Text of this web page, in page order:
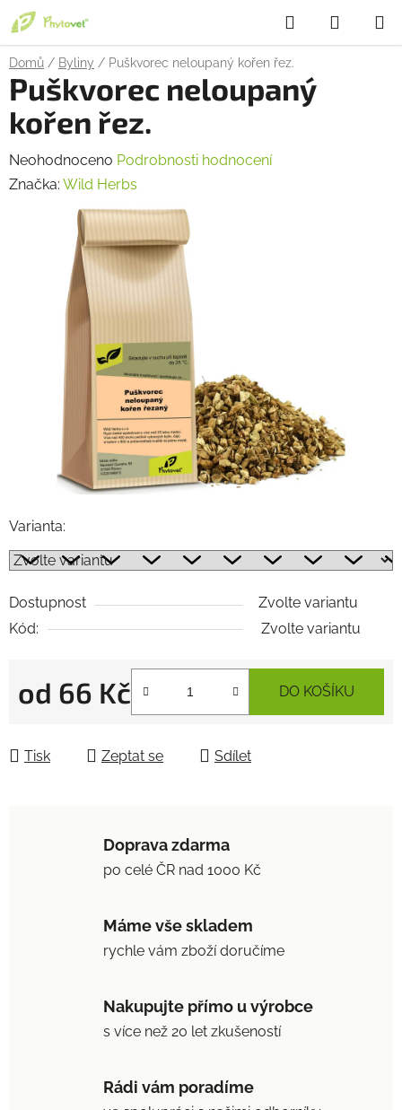
Přejít
na
obsah
Hledat
KOŠÍK
Domů / Byliny / Puškvorec neloupaný kořen řez.
Varianta:
Dostupnost
Zvolte variantu
Kód:
Zvolte variantu
od 66 Kč DO KOŠÍKU
Tisk Zeptat se Sdílet
Puškvorec neloupaný
kořen řez.
Průměrné
hodnocení
Neohodnoceno Podrobnosti hodnocení
Značka: Wild Herbs
Doprava zdarma
po celé ČR nad 1000 Kč
Máme vše skladem
rychle vám zboží doručíme
Nakupujte přímo u výrobce
s více než 20 let zkušeností
Rádi vám poradíme